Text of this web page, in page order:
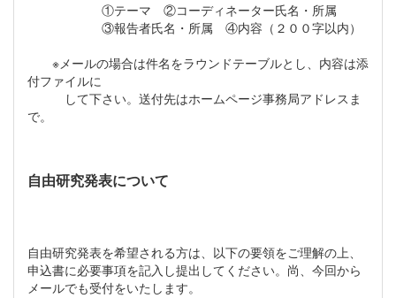
①テーマ ②コーディネーター氏名・所属
③報告者氏名・所属 ④内容（２００字以内）
※メールの場合は件名をラウンドテーブルとし、内容は添
付ファイルに
して下さい。送付先はホームページ事務局アドレスま
で。
自由研究発表について
自由研究発表を希望される方は、以下の要領をご理解の上、
申込書に必要事項を記入し提出してください。尚、今回から
メールでも受付をいたします。